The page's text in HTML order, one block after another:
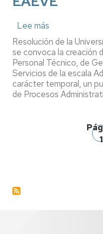
Lee más
CL-
01/2026.
Creación
listas
espera
PTGAS.
Administrativa
Resolución de la
se convoca la creación
Personal Técnico, de
Servicios de la escala
carácter temporal, un
de Procesos
1